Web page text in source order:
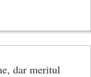
dar meritul